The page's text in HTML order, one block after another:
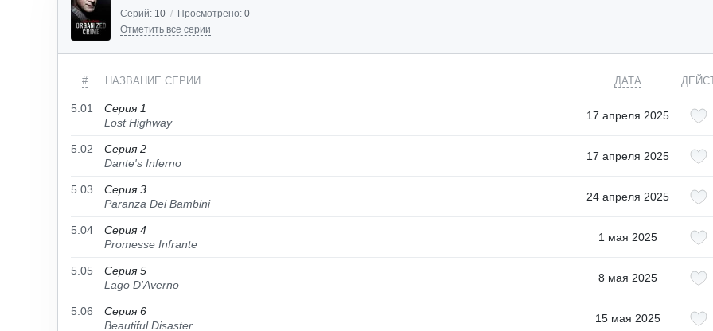
Серий: 10 / Просмотрено: 0
Отметить все серии
# НАЗВАНИЕ СЕРИИ ДАТА
5.01
Серия 1
Lost Highway
17 апреля 2025
5.02
Серия 2
Dante's Inferno
17 апреля 2025
5.03
Серия 3
Paranza Dei Bambini
24 апреля 2025
5.04
Серия 4
Promesse Infrante
1 мая 2025
5.05
Серия 5
Lago D'Averno
8 мая 2025
5.06
Серия 6
Beautiful Disaster
15 мая 2025